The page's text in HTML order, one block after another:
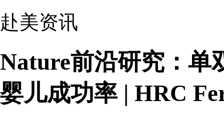
赴美资讯
Nature前沿研究：单
婴儿成功率 | HRC